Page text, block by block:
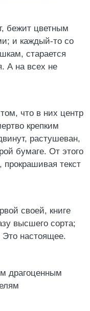
бежит цветным
и каждый-то со
старается
А на всех не
что в них центр
крепким
растушеван,
бумаге. От этого
текст
своей, книге
высшего сорта;
Это настоящее.
драгоценным